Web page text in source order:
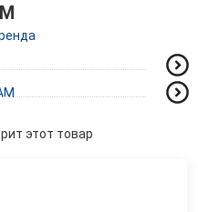
этот товар